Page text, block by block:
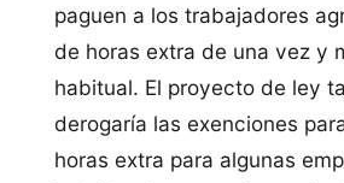
paguen a los trabajadores
de horas extra de una vez y
habitual. El proyecto de ley
derogaría las exenciones
horas extra para algunas